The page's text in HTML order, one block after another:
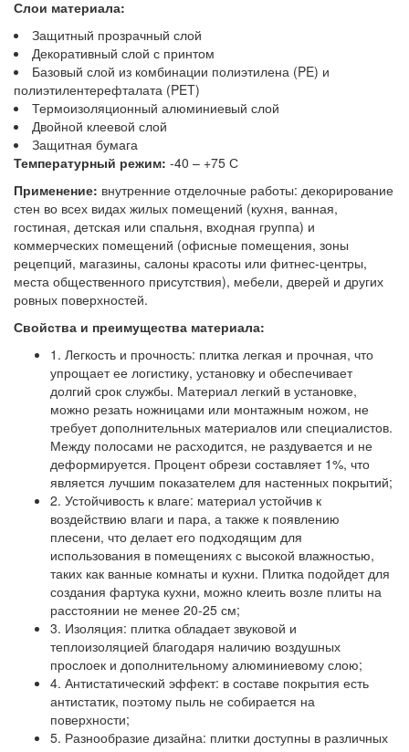
Слои материала:
Защитный прозрачный слой
Декоративный слой с принтом
Базовый слой из комбинации полиэтилена (PE) и
полиэтилентерефталата (PET)
Термоизоляционный алюминиевый слой
Двойной клеевой слой
Защитная бумага
Температурный режим: -40 – +75 С
Применение: внутренние отделочные работы: декорирование
стен во всех видах жилых помещений (кухня, ванная,
гостиная, детская или спальня, входная группа) и
коммерческих помещений (офисные помещения, зоны
рецепций, магазины, салоны красоты или фитнес-центры,
места общественного присутствия), мебели, дверей и других
ровных поверхностей.
Свойства и преимущества материала:
1. Легкость и прочность: плитка легкая и прочная, что
упрощает ее логистику, установку и обеспечивает
долгий срок службы. Материал легкий в установке,
можно резать ножницами или монтажным ножом, не
требует дополнительных материалов или специалистов.
Между полосами не расходится, не раздувается и не
деформируется. Процент обрези составляет 1%, что
является лучшим показателем для настенных покрытий;
2. Устойчивость к влаге: материал устойчив к
воздействию влаги и пара, а также к появлению
плесени, что делает его подходящим для
использования в помещениях с высокой влажностью,
таких как ванные комнаты и кухни. Плитка подойдет для
создания фартука кухни, можно клеить возле плиты на
расстоянии не менее 20-25 см;
3. Изоляция: плитка обладает звуковой и
теплоизоляцией благодаря наличию воздушных
прослоек и дополнительному алюминиевому слою;
4. Антистатический эффект: в составе покрытия есть
антистатик, поэтому пыль не собирается на
поверхности;
5. Разнообразие дизайна: плитки доступны в различных